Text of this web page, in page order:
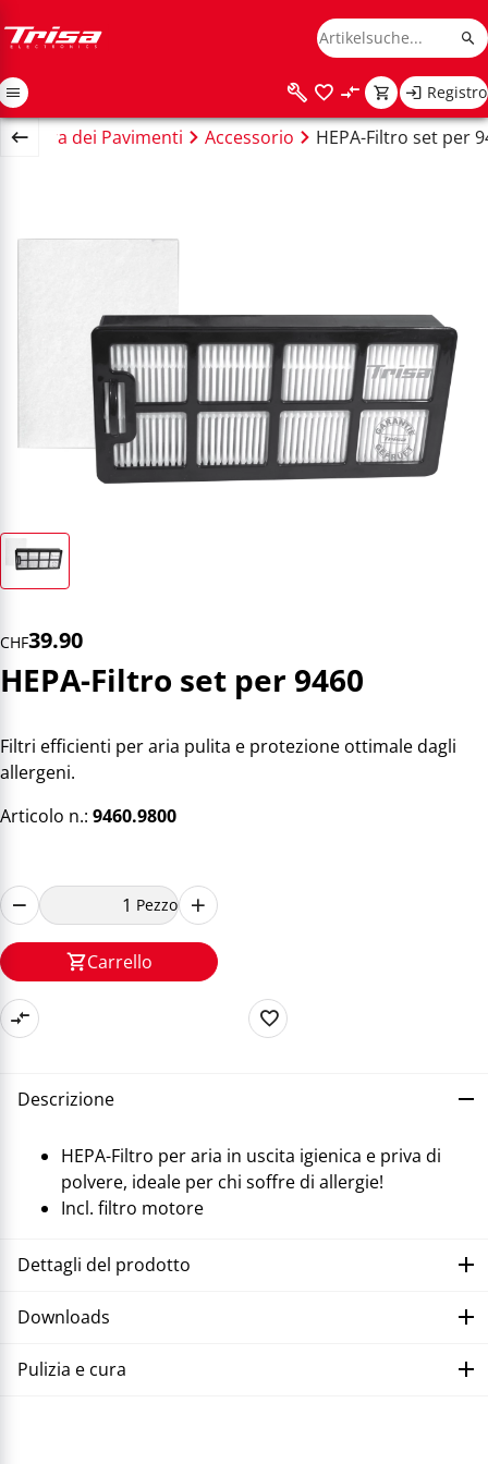
Registro
Cura dei Pavimenti Accessorio HEPA-Filtro set per
CHF39.90
HEPA-Filtro set per 9460
Filtri efficienti per aria pulita e protezione ottimale dagli
allergeni.
Articolo n.: 9460.9800
Pezzo
Carrello
Descrizione
HEPA-Filtro per aria in uscita igienica e priva di
polvere, ideale per chi soffre di allergie!
Incl. filtro motore
Dettagli del prodotto
Downloads
Pulizia e cura